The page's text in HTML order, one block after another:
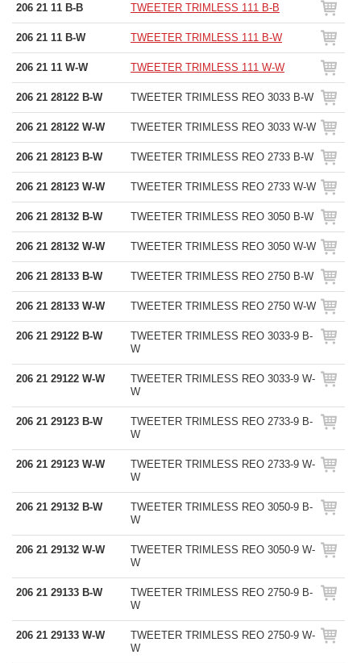
206 21 11 B-B TWEETER TRIMLESS 111 B-B
206 21 11 B-W TWEETER TRIMLESS 111 B-W
206 21 11 W-W TWEETER TRIMLESS 111 W-W
206 21 28122 B-W TWEETER TRIMLESS REO 3033 B-W
206 21 28122 W-W TWEETER TRIMLESS REO 3033 W-W
206 21 28123 B-W TWEETER TRIMLESS REO 2733 B-W
206 21 28123 W-W TWEETER TRIMLESS REO 2733 W-W
206 21 28132 B-W TWEETER TRIMLESS REO 3050 B-W
206 21 28132 W-W TWEETER TRIMLESS REO 3050 W-W
206 21 28133 B-W TWEETER TRIMLESS REO 2750 B-W
206 21 28133 W-W TWEETER TRIMLESS REO 2750 W-W
206 21 29122 B-W
TWEETER TRIMLESS REO 3033-9 B-
W
206 21 29122 W-W
TWEETER TRIMLESS REO 3033-9 W-
W
206 21 29123 B-W
TWEETER TRIMLESS REO 2733-9 B-
W
206 21 29123 W-W
TWEETER TRIMLESS REO 2733-9 W-
W
206 21 29132 B-W
TWEETER TRIMLESS REO 3050-9 B-
W
206 21 29132 W-W
TWEETER TRIMLESS REO 3050-9 W-
W
206 21 29133 B-W
TWEETER TRIMLESS REO 2750-9 B-
W
206 21 29133 W-W
TWEETER TRIMLESS REO 2750-9 W-
W